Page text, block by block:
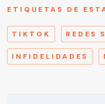
ETIQUETAS DE
TIKTOK REDES
INFIDELIDADES